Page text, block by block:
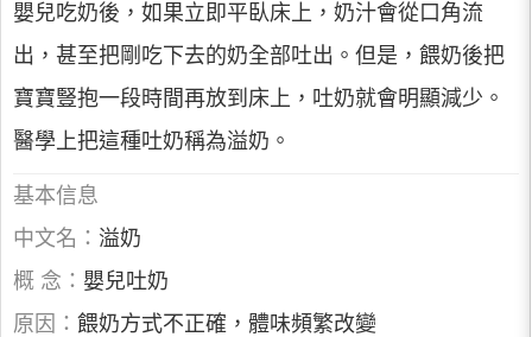
嬰兒吃奶後，如果立即平臥床上，奶汁會從口角流
出，甚至把剛吃下去的奶全部吐出。但是，餵奶後把
寶寶豎抱一段時間再放到床上，吐奶就會明顯減少。
醫學上把這種吐奶稱為溢奶。
基本信息
中文名： 溢奶
概 念： 嬰兒吐奶
原因： 餵奶方式不正確，體味頻繁改變